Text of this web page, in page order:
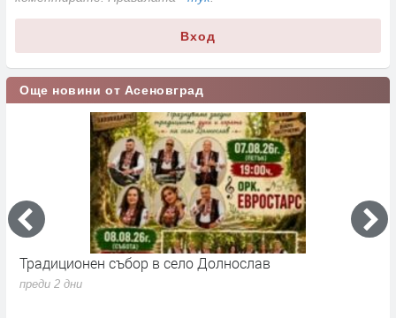
Вход
Още новини от Асеновград
Традиционен събор в село Долнослав
преди 2 дни